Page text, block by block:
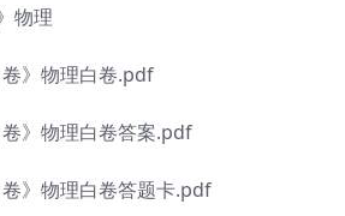
物理
》物理白卷.pdf
》物理白卷答案.pdf
》物理白卷答题卡.pdf